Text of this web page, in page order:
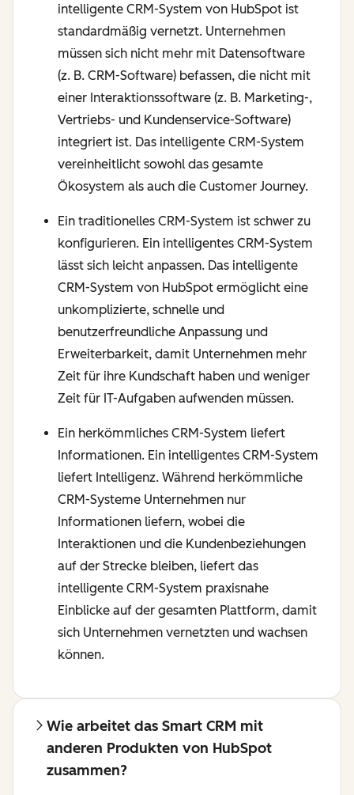
intelligente CRM-System von HubSpot ist
standardmäßig vernetzt. Unternehmen
müssen sich nicht mehr mit Datensoftware
(z. B. CRM-Software) befassen, die nicht mit
einer Interaktionssoftware (z. B. Marketing-,
Vertriebs- und Kundenservice-Software)
integriert ist. Das intelligente CRM-System
vereinheitlicht sowohl das gesamte
Ökosystem als auch die Customer Journey.
Ein traditionelles CRM-System ist schwer zu
konfigurieren. Ein intelligentes CRM-System
lässt sich leicht anpassen. Das intelligente
CRM-System von HubSpot ermöglicht eine
unkomplizierte, schnelle und
benutzerfreundliche Anpassung und
Erweiterbarkeit, damit Unternehmen mehr
Zeit für ihre Kundschaft haben und weniger
Zeit für IT-Aufgaben aufwenden müssen.
Ein herkömmliches CRM-System liefert
Informationen. Ein intelligentes CRM-System
liefert Intelligenz. Während herkömmliche
CRM-Systeme Unternehmen nur
Informationen liefern, wobei die
Interaktionen und die Kundenbeziehungen
auf der Strecke bleiben, liefert das
intelligente CRM-System praxisnahe
Einblicke auf der gesamten Plattform, damit
sich Unternehmen vernetzten und wachsen
können.
Wie arbeitet das Smart CRM mit
anderen Produkten von HubSpot
zusammen?